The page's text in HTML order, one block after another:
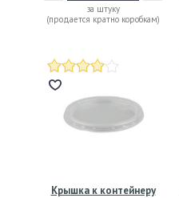
за штуку
(продается кратно коробкам)
Крышка к контейнеру